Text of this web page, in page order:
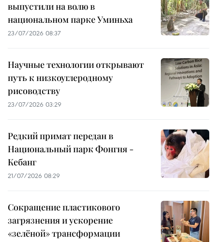
выпустили на волю в
национальном парке Уминьха
23/07/2026 08:37
Научные технологии открывают
путь к низкоуглеродному
рисоводству
23/07/2026 03:29
Редкий примат передан в
Национальный парк Фонгня -
Кебанг
21/07/2026 08:29
Сокращение пластикового
загрязнения и ускорение
«зелёной» трансформации